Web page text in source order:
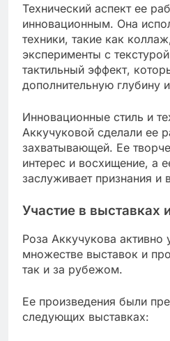
Технический аспект ее
инновационным. Она
техники, такие как
эксперименты с
тактильный эффект,
дополнительную глубину
Инновационные стиль и
Аккучуковой сделали ее
захватывающей. Ее
интерес и восхищение, а
заслуживает признания и
Участие в выставках
Роза Аккучукова активно
множестве выставок и
так и за рубежом.
Ее произведения были
следующих выставках: